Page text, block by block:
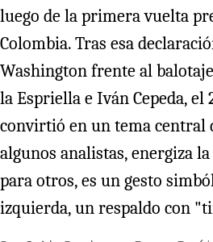
luego de la primera vuelta
Colombia. Tras esa
Washington frente al
la Espriella e Iván Cepeda, el
convirtió en un tema central
algunos analistas, energiza
para otros, es un gesto
izquierda, un respaldo con